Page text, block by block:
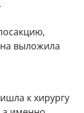
выложила
к хирургу